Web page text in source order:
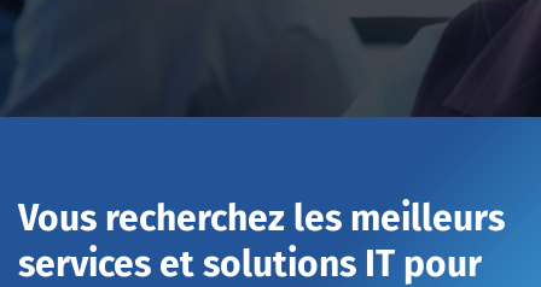
Vous recherchez les meilleurs
services et solutions IT pour